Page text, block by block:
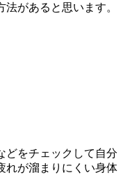
があると思います。
どをチェックして自分
れが溜まりにくい身体